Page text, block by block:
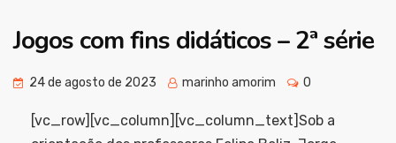
Jogos com fins didáticos – 2ª série
24 de agosto de 2023 marinho amorim 0
[vc_row][vc_column][vc_column_text]Sob a